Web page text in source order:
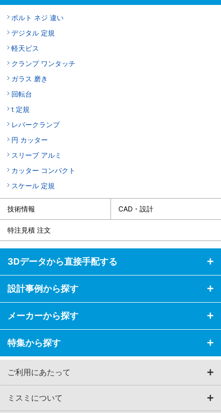
ボルト ネジ 違い
デジタル 定規
軽天ビス
クランプ ワンタッチ
ガラス 磨き
回転台
t 定規
レバークランプ
円 カッター
スリーブ アルミ
カッター コンパクト
スケール 定規
技術情報 CAD・設計
特注見積 注文
3Dデータから直接手配する
設計事例から探す
メーカーから探す
特集から探す
ご利用にあたって
ミスミについて